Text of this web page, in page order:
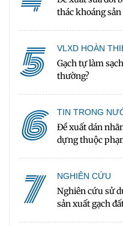
thác khoáng
5 VLXD HOÀN
Gạch tự làm
thường?
6 TIN TRONG
Đề xuất dán
dựng thuộc
7 NGHIÊN CỨU
Nghiên cứu sử
sản xuất gạch